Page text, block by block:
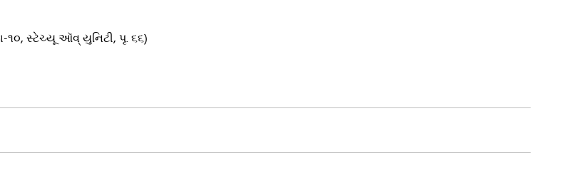
૧૦, સ્ટેચ્યૂ ઑવ્ યુનિટી, પૃ. ૬૬)